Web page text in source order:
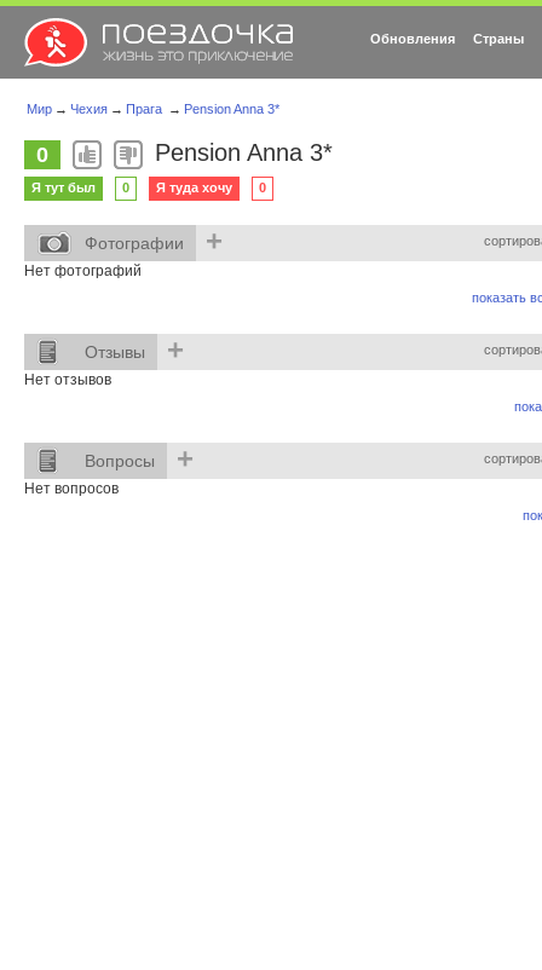
Обновления Страны
Мир → Чехия → Прага → Pension Anna 3*
0 Pension Anna 3*
Я тут был 0 Я туда хочу 0
Фотографии +
Нет фотографий
показать
Отзывы +
Нет отзывов
Вопросы +
Нет вопросов